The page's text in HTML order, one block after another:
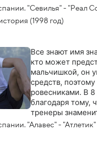
"Севилья" - "Реал
(1998 год)
Все знают имя
кто может
мальчишкой, он
средств,
ровесниками. В
благодаря тому,
тренеры
Теперь он
"Алавес" - "Атлетик"